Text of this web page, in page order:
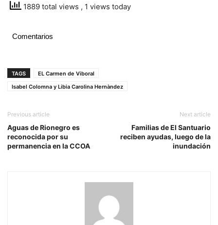
1889 total views , 1 views today
Comentarios
TAGS
EL Carmen de Viboral
Isabel Colomna y Libia Carolina Hernàndez
Previous article
Aguas de Rionegro es
reconocida por su
permanencia en la CCOA
Next article
Familias de El Santuario
reciben ayudas, luego de la
inundación